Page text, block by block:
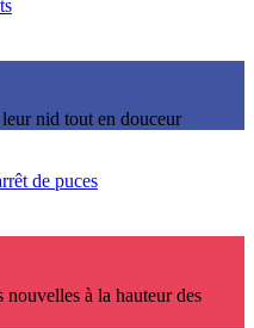
nid tout en douceur
de puces
nouvelles à la hauteur des